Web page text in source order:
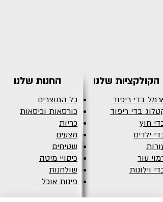
החנות שלנו
כל המוצרים
כורסאות וכיסאות
כריות
מצעים
שטיחים
כיסויי מיטה
שולחנות
פינות אוכל
הקולקציות שלנו
ארמל בדי ריפוד
קטלוג בדי ריפוד
בדי חוץ
בדי ילדים
עורות
דמוי עור
בדי וילונות